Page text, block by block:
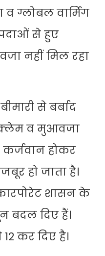
ग्लोबल वार्मिंग
से हुए
नहीं मिल रहा
से बर्बाद
क्लेम व मुआवजा
होकर
हो जाता है।
शासन के
बदल दिए हैं।
कर दिए है।